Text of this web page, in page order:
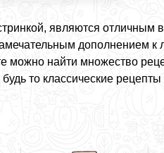
являются отличным
дополнением
найти множество
то классические рецепты